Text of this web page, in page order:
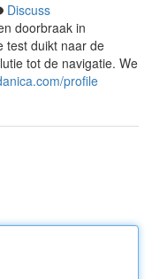
Discuss
doorbraak in
test duikt naar de
tot de navigatie. We
profile